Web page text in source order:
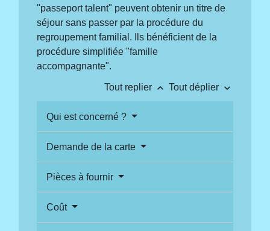
"passeport talent" peuvent obtenir un titre de
séjour sans passer par la procédure du
regroupement familial. Ils bénéficient de la
procédure simplifiée "famille
accompagnante".
Tout replier keyboard_arrow_up Tout déplier keyboard_arrow_down
Qui est concerné ?
Demande de la carte
Pièces à fournir
Coût